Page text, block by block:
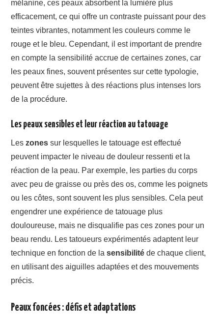
mélanine, ces peaux absorbent la lumière plus
efficacement, ce qui offre un contraste puissant pour des
teintes vibrantes, notamment les couleurs comme le
rouge et le bleu. Cependant, il est important de prendre
en compte la sensibilité accrue de certaines zones, car
les peaux fines, souvent présentes sur cette typologie,
peuvent être sujettes à des réactions plus intenses lors
de la procédure.
Les peaux sensibles et leur réaction au tatouage
Leszones sur lesquelles le tatouage est effectué
peuvent impacter le niveau de douleur ressenti et la
réaction de la peau. Par exemple, les parties du corps
avec peu de graisse ou près des os, comme les poignets
ou les côtes, sont souvent les plus sensibles. Cela peut
engendrer une expérience de tatouage plus
douloureuse, mais ne disqualifie pas ces zones pour un
beau rendu. Les tatoueurs expérimentés adaptent leur
technique en fonction de lasensibilité de chaque client,
en utilisant des aiguilles adaptées et des mouvements
précis.
Peaux foncées : défis et adaptations